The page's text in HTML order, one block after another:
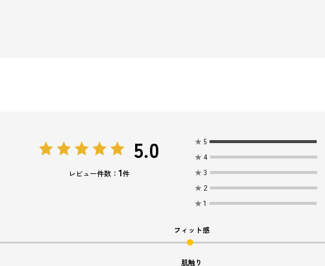
5.0
レビュー件数： 1件
★ 5
★ 4
★ 3
★ 2
★ 1
フィット感
肌触り